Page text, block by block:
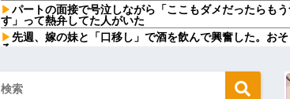
パートの面接で号泣しながら「ここもダメだったらも
す」って熱弁してた人がいた
先週、嫁の妹と「口移し」で酒を飲んで興奮した。お
る
答)」→結果ァw w w w w w w w w w
【画像】このLINEでなんで女が怒ってるのか分かんな